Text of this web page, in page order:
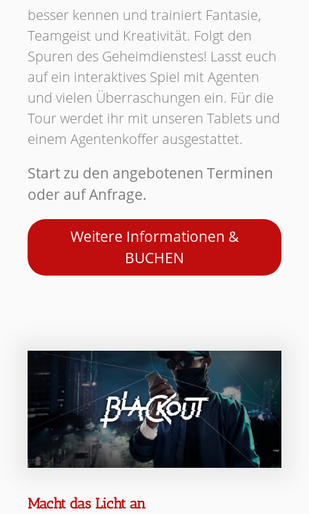
besser kennen und trainiert Fantasie,
Teamgeist und Kreativität. Folgt den
Spuren des Geheimdienstes! Lasst euch
auf ein interaktives Spiel mit Agenten
und vielen Überraschungen ein. Für die
Tour werdet ihr mit unseren Tablets und
einem Agentenkoffer ausgestattet.
Start zu den angebotenen Terminen
oder auf Anfrage.
Weitere Informationen &
BUCHEN
Macht das Licht an